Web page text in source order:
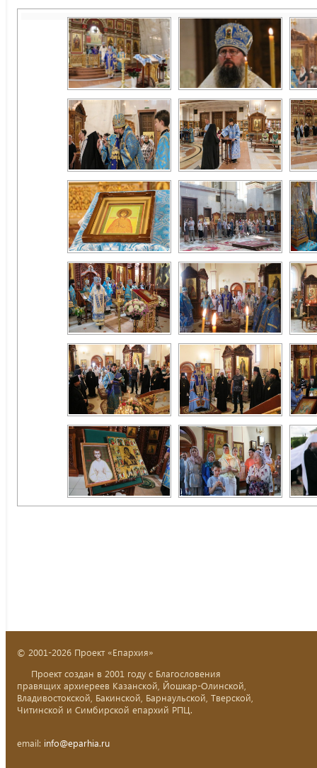
© 2001-2026 Проект «Епархия»
Проект создан в 2001 году с Благословения
правящих архиереев Казанской, Йошкар-Олинской,
Владивостокской, Бакинской, Барнаульской, Тверской,
Читинской и Симбирской епархий РПЦ.
email: info@eparhia.ru